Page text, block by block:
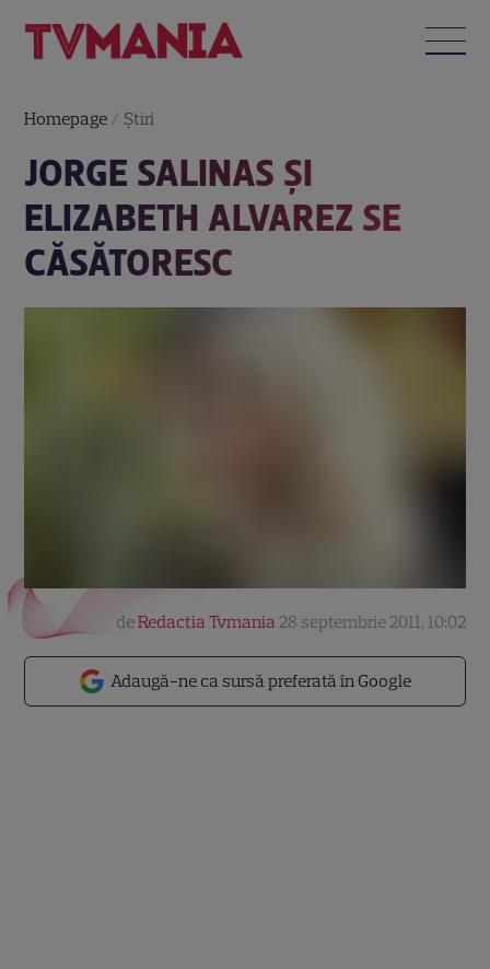
Homepage / Știri
JORGE SALINAS ŞI
ELIZABETH ALVAREZ SE
CĂSĂTORESC
Adaugă-ne ca sursă preferată în Google
deRedactia Tvmania 28 septembrie 2011, 10:02